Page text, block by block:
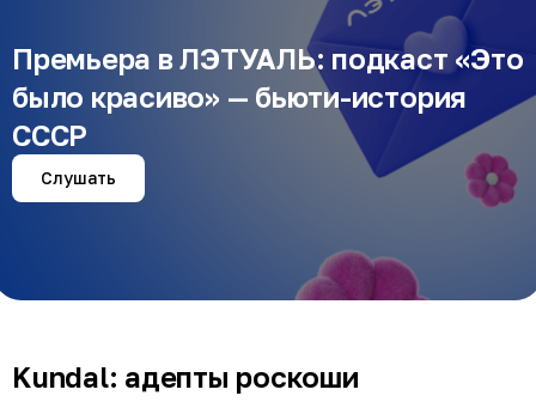
Премьера в ЛЭТУАЛЬ: подкаст «Это
было красиво» — бьюти-история
СССР
Слушать
Kundal: адепты роскоши